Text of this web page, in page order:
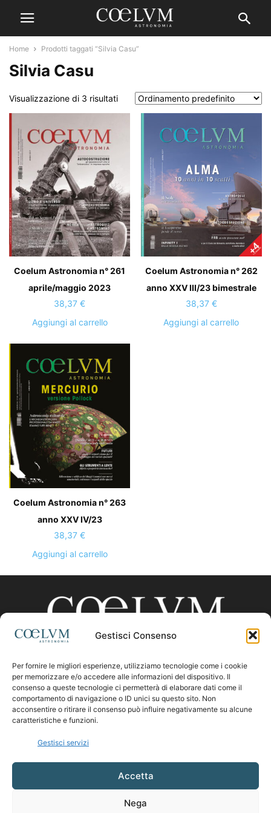
Gestisci Consenso
Per fornire le migliori esperienze, utilizziamo tecnologie come i cookie
per memorizzare e/o accedere alle informazioni del dispositivo. Il
consenso a queste tecnologie ci permetterà di elaborare dati come il
comportamento di navigazione o ID unici su questo sito. Non
acconsentire o ritirare il consenso può influire negativamente su alcune
caratteristiche e funzioni.
Gestisci servizi
Accetta
Nega
Home Prodotti taggati “Silvia Casu”
Silvia Casu
Visualizzazione di 3 risultati
Coelum Astronomia n° 261
aprile/maggio 2023
38,37€
Aggiungi al carrello
Coelum Astronomia n° 262
anno XXV III/23 bimestrale
38,37 €
Aggiungi al carrello
Coelum Astronomia n° 263
anno XXV IV/23
38,37€
Aggiungi al carrello
CHI SIAMO
Contattaci:coelumastro@coelum.com